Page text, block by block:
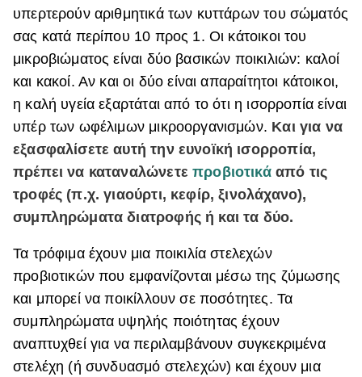
Αφιερώματα
ΒΟΞ
Χωρίς Ταμπέλες
Women's Forum
Hautes Grecians
Γάμος
υπερτερούν αριθμητικά των κυττάρων του σώματός
σας κατά περίπου 10 προς 1. Οι κάτοικοι του
μικροβιώματος είναι δύο βασικών ποικιλιών: καλοί
και κακοί. Αν και οι δύο είναι απαραίτητοι κάτοικοι,
η καλή υγεία εξαρτάται από το ότι η ισορροπία είναι
υπέρ των ωφέλιμων μικροοργανισμών. Και για να
εξασφαλίσετε αυτή την ευνοϊκή ισορροπία,
πρέπει να καταναλώνετεπροβιοτικάαπό τις
τροφές (π.χ. γιαούρτι, κεφίρ, ξινολάχανο),
συμπληρώματα διατροφής ή και τα δύο.
Τα τρόφιμα έχουν μια ποικιλία στελεχών
προβιοτικών που εμφανίζονται μέσω της ζύμωσης
και μπορεί να ποικίλλουν σε ποσότητες. Τα
συμπληρώματα υψηλής ποιότητας έχουν
αναπτυχθεί για να περιλαμβάνουν συγκεκριμένα
στελέχη (ή συνδυασμό στελεχών) και έχουν μια